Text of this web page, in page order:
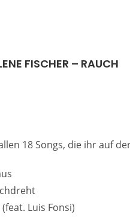
FISCHER – RAUCH
18 Songs, die ihr auf
Luis Fonsi)